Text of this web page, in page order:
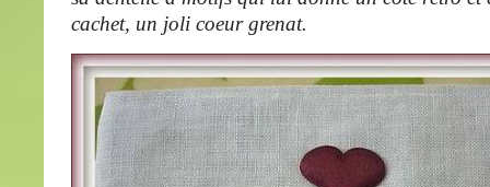
cachet, un joli coeur grenat.